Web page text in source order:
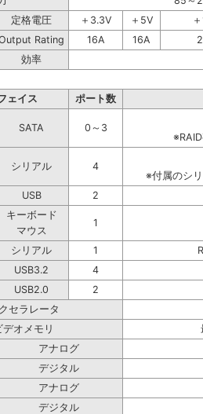
定格電圧 ＋3.3V ＋5V
Rating
16A 16A
効率
ェイス ポート数
SATA
0～3
シリアル
4
※付属のシ
USB
2
キーボード
マウス
1
シリアル 1
USB3.2
4
USB2.0
2
セラレータ
デオメモリ
アナログ
デジタル
アナログ
デジタル